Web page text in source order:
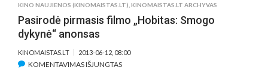
KINO NAUJIENOS (KINOMAISTAS.LT) KINOMAISTAS.LT ARCHYVAS
Pasirodė pirmasis filmo „Hobitas: Smogo
dykynė“ anonsas
KINOMAISTAS.LT 2013-06-12, 08:00
KOMENTAVIMAS IŠJUNGTASĮRAŠE